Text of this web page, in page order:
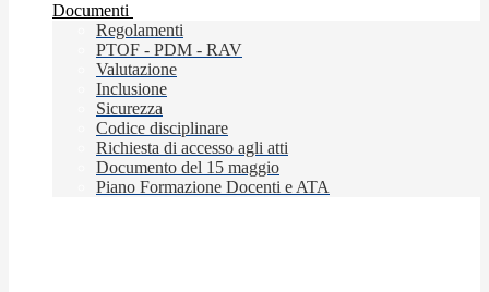
Documenti
Regolamenti
PTOF - PDM - RAV
Valutazione
Inclusione
Sicurezza
Codice disciplinare
Richiesta di accesso agli atti
Documento del 15 maggio
Piano Formazione Docenti e ATA